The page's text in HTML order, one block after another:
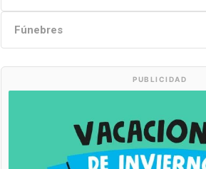
Fúnebres
PUBLICIDAD